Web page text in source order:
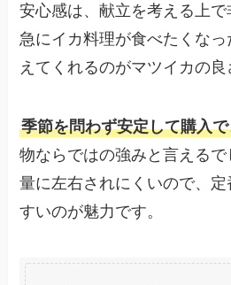
安心感は、献立を考える上で
急にイカ料理が食べたくな
えてくれるのがマツイカの良
季節を問わず安定して購入
物ならではの強みと言える
量に左右されにくいので、
すいのが魅力です。